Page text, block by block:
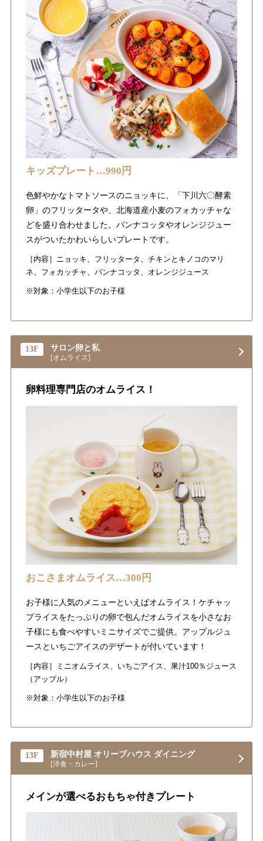
キッズプレート…990円
色鮮やかなトマトソースのニョッキに、「下川六〇酵素
卵」のフリッタータや、北海道産小麦のフォカッチャな
どを盛り合わせました。パンナコッタやオレンジジュー
スがついたかわいらしいプレートです。
［内容］ニョッキ、フリッタータ、チキンとキノコのマリ
ネ、フォカッチャ、パンナコッタ、オレンジジュース
※対象：小学生以下のお子様
13F サロン卵と私
[オムライス]
卵料理専門店のオムライス！
おこさまオムライス…300円
お子様に人気のメニューといえばオムライス！ケチャッ
プライスをたっぷりの卵で包んだオムライスを小さなお
子様にも食べやすいミニサイズでご提供。アップルジュ
ースといちごアイスのデザートが付いています！
［内容］ミニオムライス、いちごアイス、果汁100％ジュース
（アップル）
※対象：小学生以下のお子様
13F 新宿中村屋 オリーブハウス ダイニング
[洋食・カレー]
メインが選べるおもちゃ付きプレート